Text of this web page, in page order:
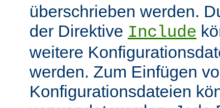
überschrieben werden.
der Direktive Include
weitere
werden. Zum Einfügen
Konfigurationsdateien